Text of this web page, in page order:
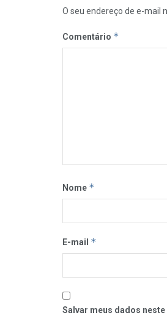
O seu endereço de e-mail
Comentário *
Nome *
E-mail *
Salvar meus dados